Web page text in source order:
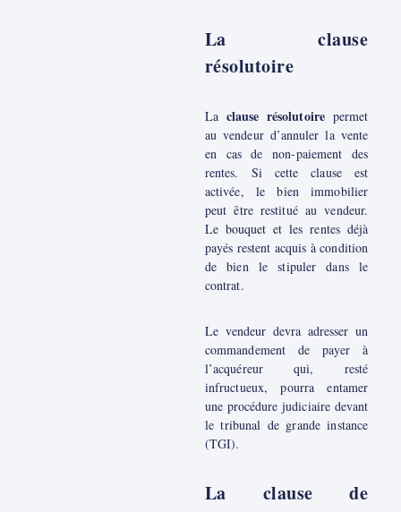
La clause
résolutoire
La clause résolutoirepermet
au vendeur d’annuler la vente
en cas de non-paiement des
rentes. Si cette clause est
activée, le bien immobilier
peut être restitué au vendeur.
Le bouquet et les rentes déjà
payés restent acquis à condition
de bien le stipuler dans le
contrat.
Le vendeur devra adresser un
commandement de payer à
l’acquéreur qui, resté
infructueux, pourra entamer
une procédure judiciaire devant
le tribunal de grande instance
(TGI).
La clause de